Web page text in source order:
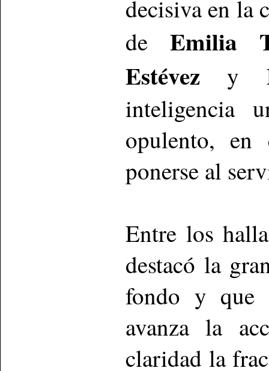
decisiva en la
de Emilia
Estévez y
inteligencia
opulento, en
ponerse al
Entre los
destacó la
fondo y que
avanza la
claridad la